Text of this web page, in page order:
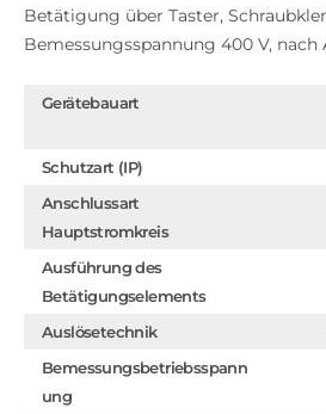
Betätigung über Taster,
Bemessungsspannung 400 V, nach
Gerätebauart
Schutzart (IP)
Anschlussart
Hauptstromkreis
Ausführung des
Betätigungselements
Auslösetechnik
Bemessungsbetriebsspann
ung